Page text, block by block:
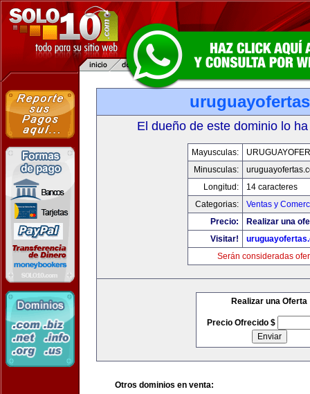
El dueño de este dominio lo
Mayusculas:
Minusculas:
Longitud:
14 caracteres
Categorias:
Ventas y
Precio:
Realizar una
Visitar!
Serán consideradas
Realizar una Oferta
Precio Ofrecido $
Otros dominios en venta: